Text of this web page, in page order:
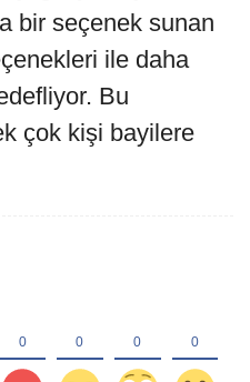
bir seçenek sunan
ile daha
Bu
çok kişi bayilere